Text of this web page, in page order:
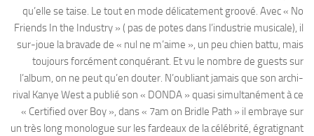
qu’elle se taise. Le tout en mode délicatement groové. Avec « No
Friends In the Industry » ( pas de potes dans l’industrie musicale), il
sur-joue la bravade de « nul ne m’aime », un peu chien battu, mais
toujours forcément conquérant. Et vu le nombre de guests sur
l’album, on ne peut qu’en douter. N’oubliant jamais que son archi-
rival Kanye West a publié son « DONDA » quasi simultanément à ce
« Certified over Boy », dans « 7am on Bridle Path » il embraye sur
un très long monologue sur les fardeaux de la célébrité, égratignant